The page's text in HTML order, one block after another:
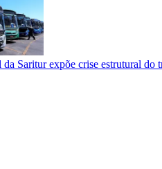
Saritur expõe crise estrutural do